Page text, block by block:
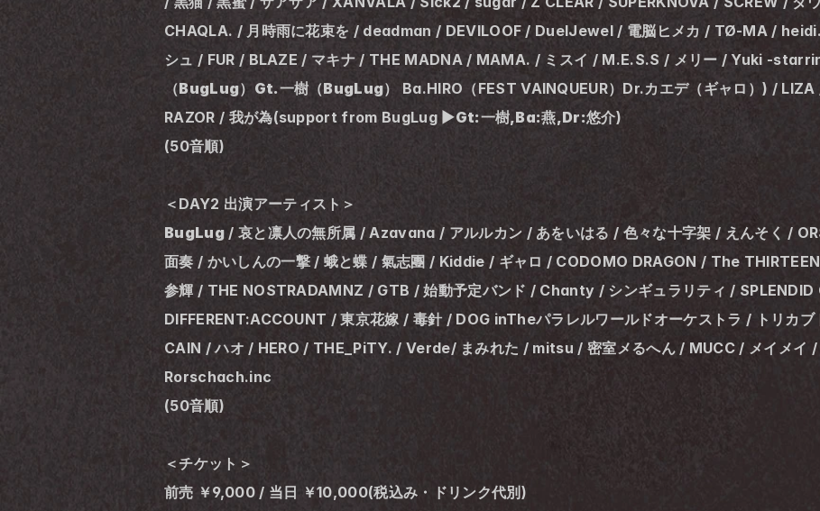
CHAQLA. / 月時雨に花束を / deadman / DEVILOOF / DuelJewel / 電脳ヒメカ / TØ-MA /
シュ / FUR / BLAZE / マキナ / THE MADNA / MAMA. / ミスイ / M.E.S.S / メリー / Yuki -
（BugLug）Gt.一樹（BugLug）
Ba.HIRO（FEST VAINQUEUR）Dr.カエデ（ギャロ）) /
RAZOR / 我が為(support from BugLug ▶Gt:一樹,Ba:燕,Dr:悠介)
(50音順)
＜DAY2 出演アーティスト＞
BugLug / 哀と凛人の無所属 / Azavana / アルルカン / あをいはる / 色々な十字架 / えんそく /
面奏 / かいしんの一撃 / 蛾と蝶 / 氣志團 / Kiddie / ギャロ / CODOMO DRAGON / The
参輝 / THE NOSTRADAMNZ / GTB / 始動予定バンド / Chanty / シンギュラリティ / SPLENDID
DIFFERENT:ACCOUNT / 東京花嫁 / 毒針 / DOG inTheパラレルワールドオーケストラ / トリカ
CAIN / ハオ / HERO / THE_PiTY. / Verde/ まみれた / mitsu / 密室メるへん / MUCC / メイメイ
Rorschach.inc
(50音順)
＜チケット＞
前売 ￥9,000 / 当日 ￥10,000(税込み・ドリンク代別)